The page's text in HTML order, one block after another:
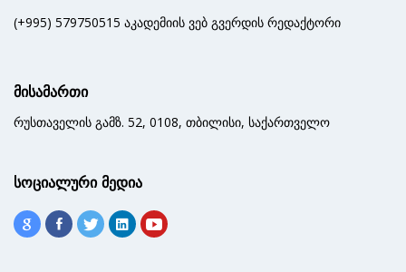
(+995) 579750515 აკადემიის ვებ გვერდის რედაქტორი
მისამართი
რუსთაველის გამზ. 52, 0108, თბილისი, საქართველო
სოციალური მედია